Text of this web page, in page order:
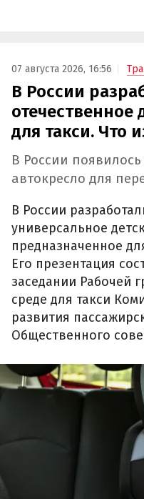
07 августа 2026, 16:56
В России
отечественное
для такси. Что
В России
автокресло для
В России
универсальное
предназначенное
Его презентация
заседании Рабочей
среде для такси
развития
Общественного